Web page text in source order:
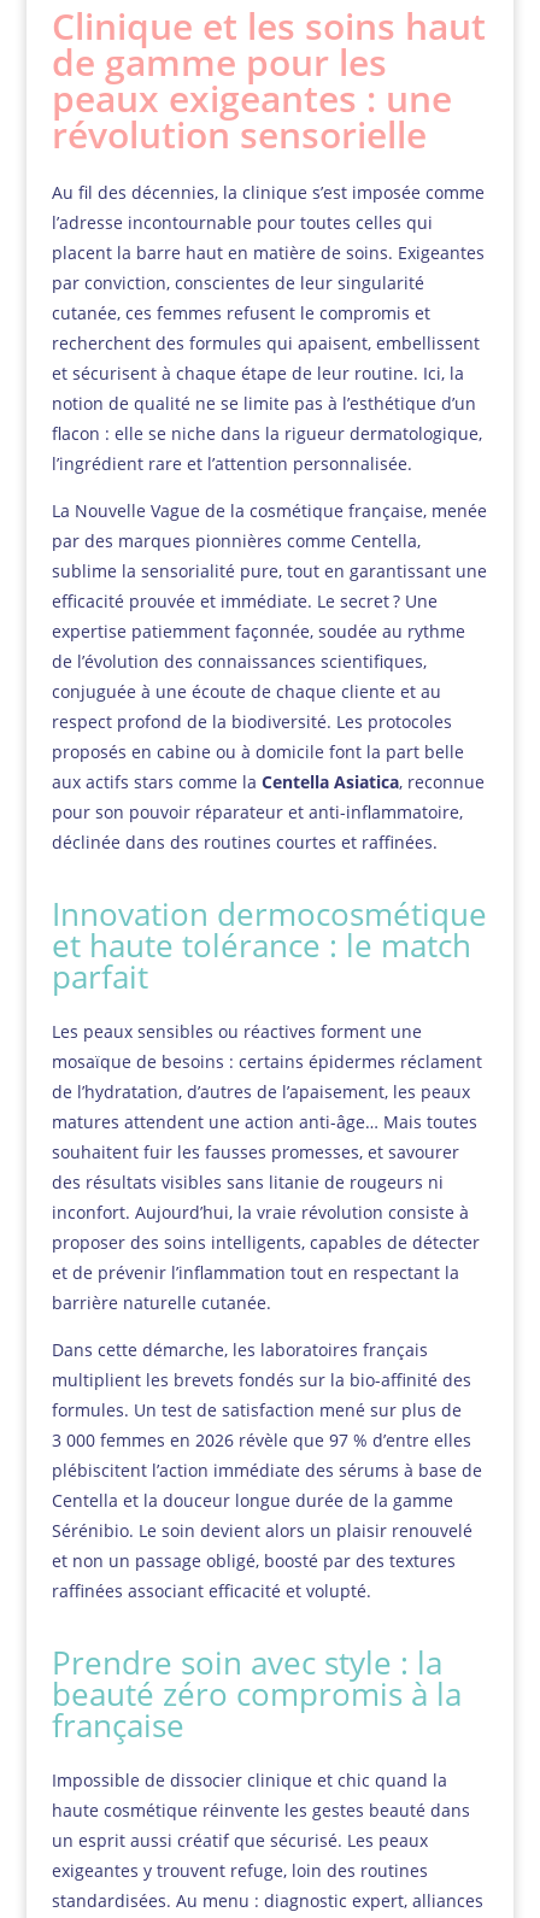
Clinique et les soins haut
de gamme pour les
peaux exigeantes : une
révolution sensorielle
Au fil des décennies, la clinique s’est imposée comme
l’adresse incontournable pour toutes celles qui
placent la barre haut en matière de soins. Exigeantes
par conviction, conscientes de leur singularité
cutanée, ces femmes refusent le compromis et
recherchent des formules qui apaisent, embellissent
et sécurisent à chaque étape de leur routine. Ici, la
notion de qualité ne se limite pas à l’esthétique d’un
flacon : elle se niche dans la rigueur dermatologique,
l’ingrédient rare et l’attention personnalisée.
La Nouvelle Vague de la cosmétique française, menée
par des marques pionnières comme Centella,
sublime la sensorialité pure, tout en garantissant une
efficacité prouvée et immédiate. Le secret ? Une
expertise patiemment façonnée, soudée au rythme
de l’évolution des connaissances scientifiques,
conjuguée à une écoute de chaque cliente et au
respect profond de la biodiversité. Les protocoles
proposés en cabine ou à domicile font la part belle
aux actifs stars comme la Centella Asiatica, reconnue
pour son pouvoir réparateur et anti-inflammatoire,
déclinée dans des routines courtes et raffinées.
Innovation dermocosmétique
et haute tolérance : le match
parfait
Les peaux sensibles ou réactives forment une
mosaïque de besoins : certains épidermes réclament
de l’hydratation, d’autres de l’apaisement, les peaux
matures attendent une action anti-âge… Mais toutes
souhaitent fuir les fausses promesses, et savourer
des résultats visibles sans litanie de rougeurs ni
inconfort. Aujourd’hui, la vraie révolution consiste à
proposer des soins intelligents, capables de détecter
et de prévenir l’inflammation tout en respectant la
barrière naturelle cutanée.
Dans cette démarche, les laboratoires français
multiplient les brevets fondés sur la bio-affinité des
formules. Un test de satisfaction mené sur plus de
3 000 femmes en 2026 révèle que 97 % d’entre elles
plébiscitent l’action immédiate des sérums à base de
Centella et la douceur longue durée de la gamme
Sérénibio. Le soin devient alors un plaisir renouvelé
et non un passage obligé, boosté par des textures
raffinées associant efficacité et volupté.
Prendre soin avec style : la
beauté zéro compromis à la
française
Impossible de dissocier clinique et chic quand la
haute cosmétique réinvente les gestes beauté dans
un esprit aussi créatif que sécurisé. Les peaux
exigeantes y trouvent refuge, loin des routines
standardisées. Au menu : diagnostic expert, alliances